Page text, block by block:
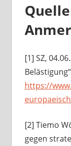
[1] SZ,
Belästigung“
https://
[2] Tiemo
gegen